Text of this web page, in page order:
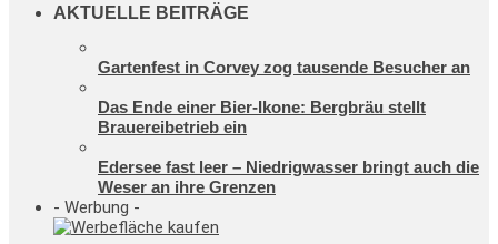
AKTUELLE BEITRÄGE
Gartenfest in Corvey zog tausende Besucher an
Das Ende einer Bier-Ikone: Bergbräu stellt
Brauereibetrieb ein
Edersee fast leer – Niedrigwasser bringt auch die
Weser an ihre Grenzen
- Werbung -